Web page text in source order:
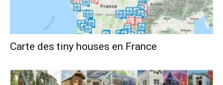
Carte des tiny houses en France